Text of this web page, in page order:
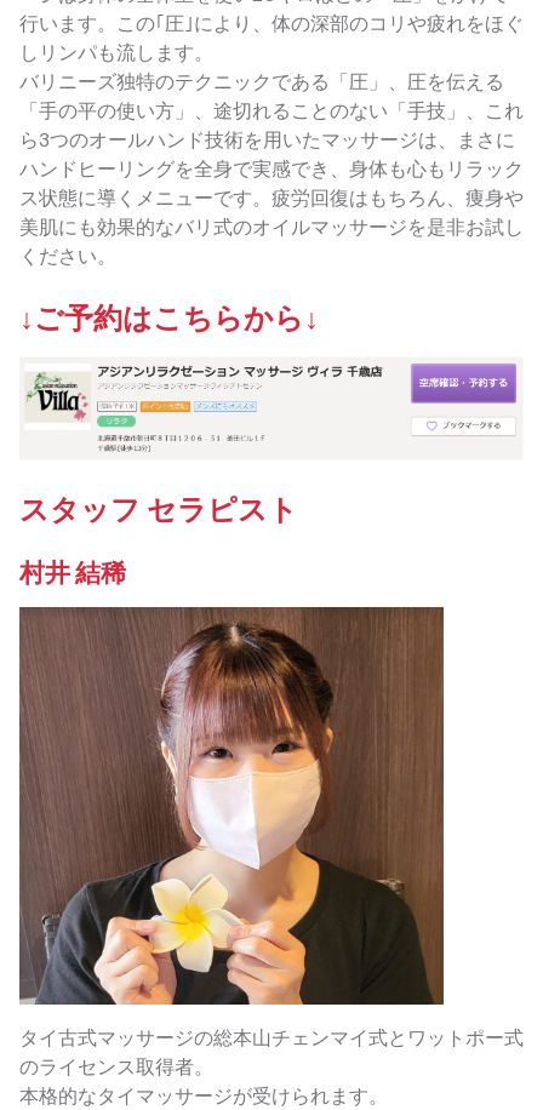
行います。この｢圧｣により、体の深部のコリや疲れをほぐ
しリンパも流します。
バリニーズ独特のテクニックである「圧」、圧を伝える
「手の平の使い方」、途切れることのない「手技」、これ
ら3つのオールハンド技術を用いたマッサージは、まさに
ハンドヒーリングを全身で実感でき、身体も心もリラック
ス状態に導くメニューです。疲労回復はもちろん、痩身や
美肌にも効果的なバリ式のオイルマッサージを是非お試し
ください。
↓ご予約はこちらから↓
スタッフ セラピスト
村井 結稀
タイ古式マッサージの総本山チェンマイ式とワットポー式
のライセンス取得者。
本格的なタイマッサージが受けられます。